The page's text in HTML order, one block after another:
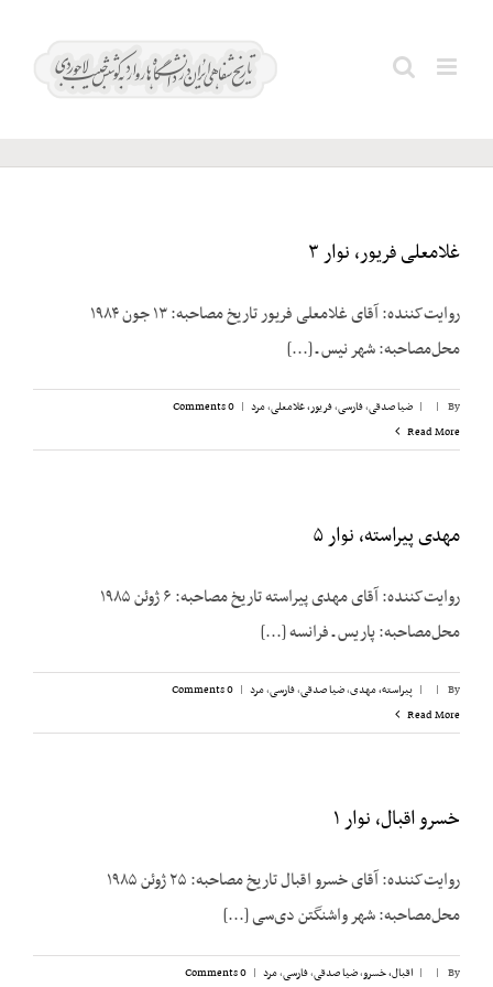
اریه؛
Search
غلامعلی فریور، نوار ۳
روایت‌کننده: آقای غلامعلی فریور تاریخ مصاحبه: ۱۳ جون ۱۹۸۴
محل‌مصاحبه: شهر نیس ـ [...]
By
|
| ضیا صدقی,فارسی,فریور، غلامعلی,مرد |
0 Comments
Read More
مهدی پیراسته، نوار ۵
روایت‌کننده: آقای مهدی پیراسته تاریخ مصاحبه: ۶ ژوئن ۱۹۸۵
محل‌مصاحبه: پاریس ـ فرانسه [...]
By
|
| پیراسته، مهدی,ضیا صدقی,فارسی,مرد |
0 Comments
Read More
خسرو اقبال، نوار ۱
روایت‌کننده: آقای خسرو اقبال تاریخ مصاحبه: ۲۵ ژوئن ۱۹۸۵
محل‌مصاحبه: شهر واشنگتن دی‌سی [...]
By
|
| اقبال، خسرو,ضیا صدقی,فارسی,مرد |
0 Comments